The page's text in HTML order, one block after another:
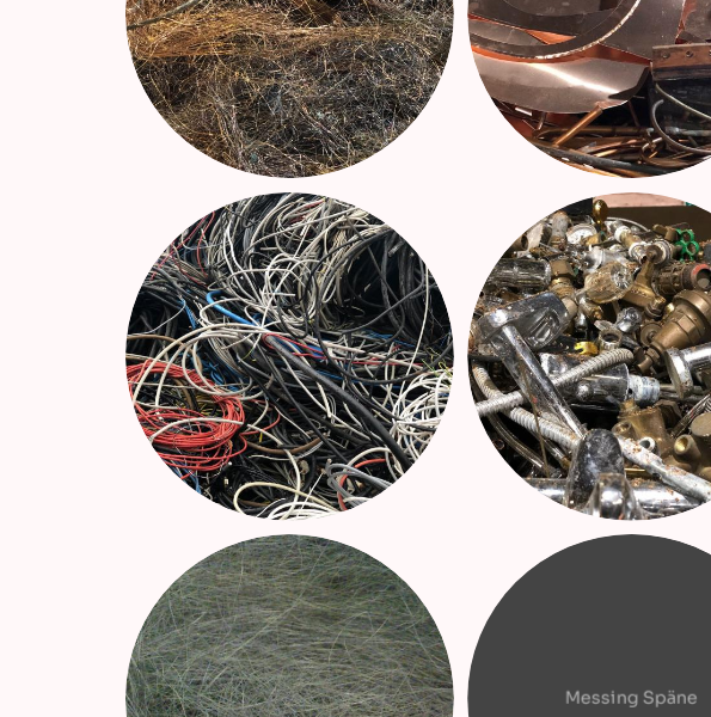
Messing Späne